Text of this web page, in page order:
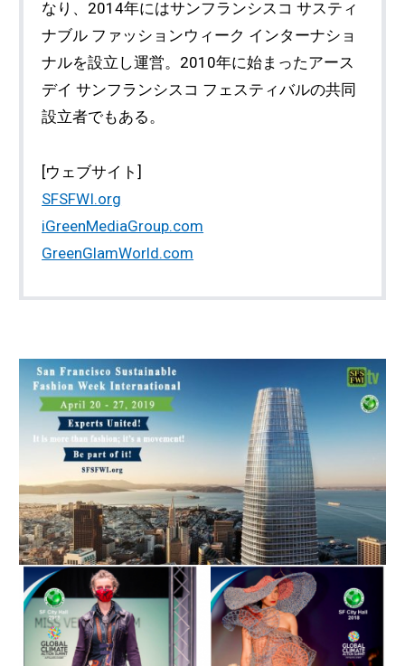
なり、2014年にはサンフランシスコ サスティ
ナブル ファッションウィーク インターナショ
ナルを設立し運営。2010年に始まったアース
デイ サンフランシスコ フェスティバルの共同
設立者でもある。
[ウェブサイト]
SFSFWI.org
iGreenMediaGroup.com
GreenGlamWorld.com